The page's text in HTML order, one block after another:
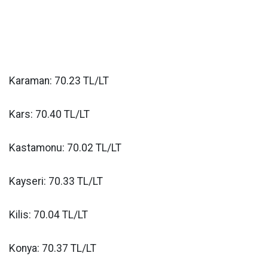
Karaman: 70.23 TL/LT
Kars: 70.40 TL/LT
Kastamonu: 70.02 TL/LT
Kayseri: 70.33 TL/LT
Kilis: 70.04 TL/LT
Konya: 70.37 TL/LT